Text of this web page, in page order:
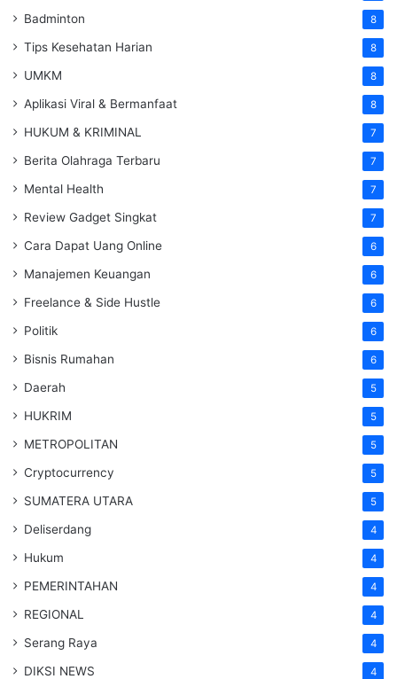
Badminton 8
Tips Kesehatan Harian 8
UMKM 8
Aplikasi Viral & Bermanfaat 8
HUKUM & KRIMINAL 7
Berita Olahraga Terbaru 7
Mental Health 7
Review Gadget Singkat 7
Cara Dapat Uang Online 6
Manajemen Keuangan 6
Freelance & Side Hustle 6
Politik 6
Bisnis Rumahan 6
Daerah 5
HUKRIM 5
METROPOLITAN 5
Cryptocurrency 5
SUMATERA UTARA 5
Deliserdang 4
Hukum 4
PEMERINTAHAN 4
REGIONAL 4
Serang Raya 4
DIKSI NEWS 4